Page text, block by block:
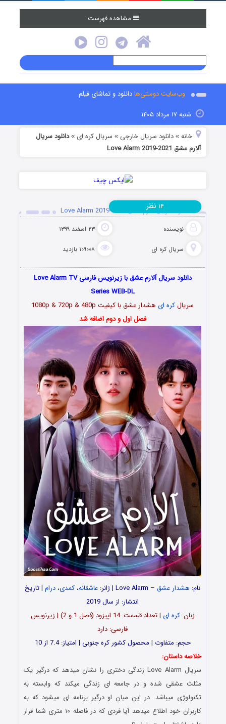
مشاهده فهرست
وب‌سایت دوستی‌هادانلود و تماشای فیلم
شنبه ۱۷ مرداد ۱۴۰۵
خانه »دانلود سریال خارجی » سریال کره ای »دانلود سریال
آلارم عشق Love Alarm 2019-2021
دانلود سریال آلارم عشق Love Alarm 2019-2021
نویسنده ۲۳ اسفند ۱۳۹۹
سریال کره ای ۱۰۹۰۰۸ بازدید
۱۴ نظر
دانلود سریال آلارم عشق با زیرنویس فارسی Love Alarm TV
Series WEB-DL
سریالکره ای هشدار عشق با کیفیت 1080p & 720p & 480p
فصل اول و دوم اضافه شد
نام: هشدار عشق – Love Alarm | ژانر: عاشقانه، کمدی، درام | تاریخ
انتشار: از سال 2019
زبان:کره ای
| تعداد قسمت: 14 اپیزود (فصل 1 و 2) | زیرنویس
فارسی: دارد
حجم: متفاوت | محصول کشور کره جنوبی | امتیاز: 7.4 از 10
خلاصه داستان:
سریال Love Alarm زندگی دختری را نشان میدهد که درگیر یک
مثلث عشقی شده و در جامعه ای زندگی میکند که وابسته به
تکنولوژی میباشد. در این میان او درگیر برنامه ای میشود که به
کاربران خود اطلاع میدهد آیا فردی که در فاصله ۱۰ متری شما قرار